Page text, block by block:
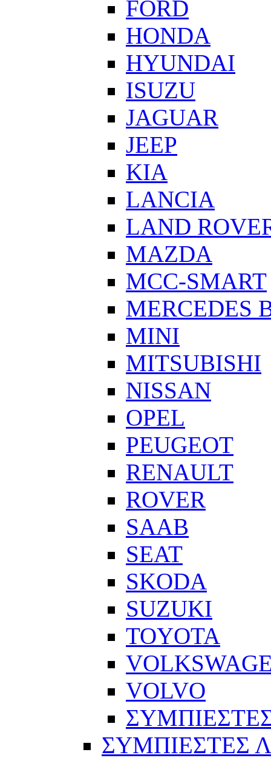
FORD
HONDA
HYUNDAI
ISUZU
JAGUAR
JEEP
KIA
LANCIA
LAND
MAZDA
MCC-SMART
MERCEDES
MINI
MITSUBISHI
NISSAN
OPEL
PEUGEOT
RENAULT
ROVER
SAAB
SEAT
SKODA
SUZUKI
TOYOTA
VOLVO
ΣΥΜΠΙΕΣΤΕΣ